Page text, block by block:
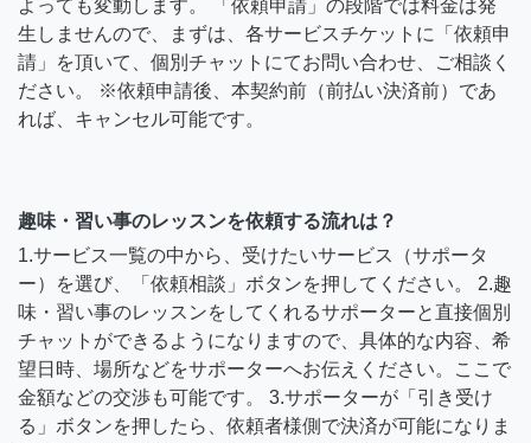
よっても変動します。 「依頼申請」の段階では料金は発
生しませんので、まずは、各サービスチケットに「依頼申
請」を頂いて、個別チャットにてお問い合わせ、ご相談く
ださい。 ※依頼申請後、本契約前（前払い決済前）であ
れば、キャンセル可能です。
趣味・習い事のレッスンを依頼する流れは？
1.サービス一覧の中から、受けたいサービス（サポータ
ー）を選び、「依頼相談」ボタンを押してください。 2.趣
味・習い事のレッスンをしてくれるサポーターと直接個別
チャットができるようになりますので、具体的な内容、希
望日時、場所などをサポーターへお伝えください。ここで
金額などの交渉も可能です。 3.サポーターが「引き受け
る」ボタンを押したら、依頼者様側で決済が可能になりま